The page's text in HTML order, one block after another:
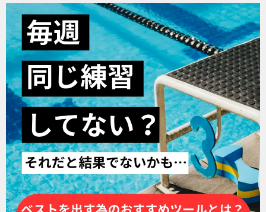
ゲ
ー
シ
ョ
ン